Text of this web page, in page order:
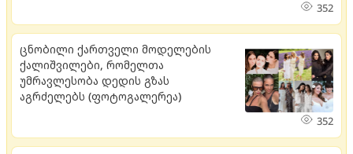
352
ცნობილი ქართველი მოდელების
ქალიშვილები, რომელთა
უმრავლესობა დედის გზას
აგრძელებს (ფოტოგალერეა)
352